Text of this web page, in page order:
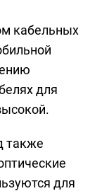
кабельных
для
также
для